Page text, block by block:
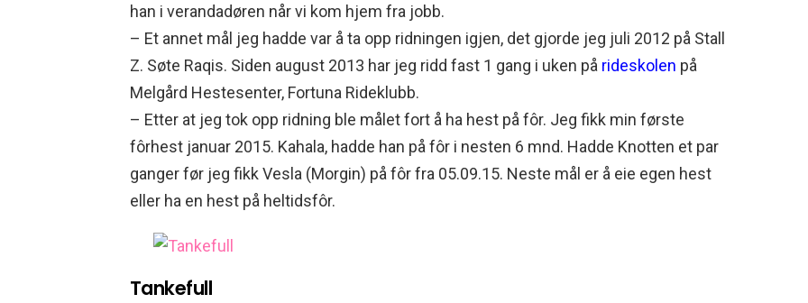
han i verandadøren når vi kom hjem fra jobb.
– Et annet mål jeg hadde var å ta opp ridningen igjen, det gjorde jeg juli 2012 på Stall
Z. Søte Raqis. Siden august 2013 har jeg ridd fast 1 gang i uken på rideskolen på
Melgård Hestesenter, Fortuna Rideklubb.
– Etter at jeg tok opp ridning ble målet fort å ha hest på fôr. Jeg fikk min første
fôrhest januar 2015. Kahala, hadde han på fôr i nesten 6 mnd. Hadde Knotten et par
ganger før jeg fikk Vesla (Morgin) på fôr fra 05.09.15. Neste mål er å eie egen hest
eller ha en hest på heltidsfôr.
Tankefull